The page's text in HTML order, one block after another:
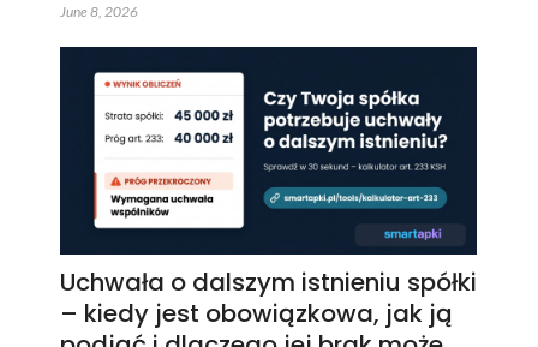
June 8, 2026
Uchwała o dalszym istnieniu spółki
– kiedy jest obowiązkowa, jak ją